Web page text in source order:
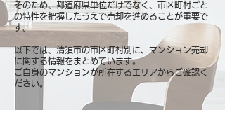
そのため、都道府県単位だけでなく、市区町村ごと
の特性を把握したうえで売却を進めることが重要で
す。
以下では、清須市の市区町村別に、マンション売却
に関する情報をまとめています。
ご自身のマンションが所在するエリアからご確認く
ださい。